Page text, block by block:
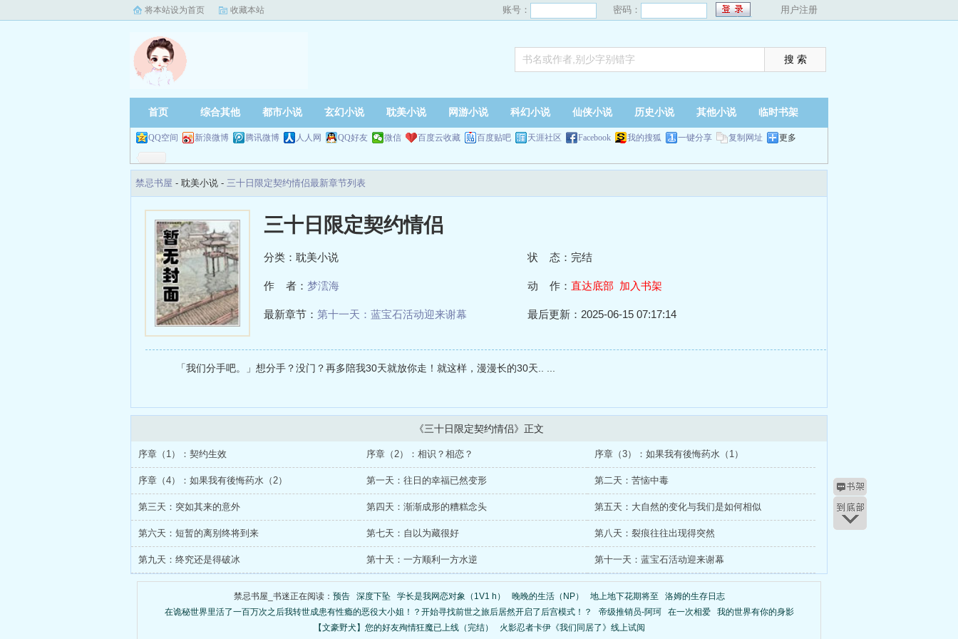
将本站设为首页 收藏本站 账号： 密码： 用户注册
首页 综合其他 都市小说 玄幻小说 耽美小说 网游小说 科幻小说 仙侠小说 历史小说 其他小说 临时书架
QQ空间 新浪微博 腾讯微博 人人网 QQ好友 微信 百度云收藏 百度贴吧 天涯社区 Facebook 我的搜狐 一键分享 复制网址 更多
禁忌书屋 - 耽美小说 - 三十日限定契约情侣最新章节列表
三十日限定契约情侣
分类：耽美小说 状 态：完结
作 者： 梦澐海 动 作： 直达底部 加入书架
最新章节： 第十一天：蓝宝石活动迎来谢幕 最后更新：2025-06-15 07:17:14
「我们分手吧。」想分手？没门？再多陪我30天就放你走！就这样，漫漫长的30天.. ...
《三十日限定契约情侣》正文
序章（1）：契约生效 序章（2）：相识？相恋？ 序章（3）：如果我有後悔药水（1）
序章（4）：如果我有後悔药水（2） 第一天：往日的幸福已然变形 第二天：苦恼中毒
第三天：突如其来的意外 第四天：渐渐成形的糟糕念头 第五天：大自然的变化与我们是如何相似
第六天：短暂的离别终将到来 第七天：自以为藏很好 第八天：裂痕往往出现得突然
第九天：终究还是得破冰 第十天：一方顺利一方水逆 第十一天：蓝宝石活动迎来谢幕
禁忌书屋_书迷正在阅读： 预告 深度下坠 学长是我网恋对象（1V1 h） 晚晚的生活（NP） 地上地下花期将至
洛姆的生存日志
在诡秘世界里活了一百万次之后我转世成患有性瘾的恶役大小姐！？开始寻找前世之旅后居然开启了后宫模式！？
帝级推销员-阿珂 在一次相爱
我的世界有你的身影
【文豪野犬】您的好友殉情狂魔已上线（完结）
火影忍者卡伊《我们同居了》线上试阅